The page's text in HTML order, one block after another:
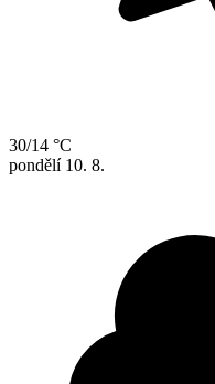
30/14 °C
pondělí 10. 8.